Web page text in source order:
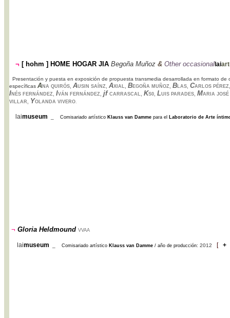
¬ [ hohm ] HOME HOGAR JIA Begoña Muñoz & Other occasional laiart
Presentación y puesta en exposición de propuesta transmedia desarrollada en formato
específicas ANA QUIRÓS, AUSIN SAÍNZ, AXIAL, B EGOÑA MUÑOZ, B LAS, CARLOS
INÉS FERNÁNDEZ, IVÁN FERNÁNDEZ, jf CARRASCAL, KS0, LUIS PARADES, MARIA
VILLAR, YOLANDA VIVERO.
laimuseum Comisariado artístico Klauss van Damme para el Laboratorio de Arte
¬ Gloria Heldmound VVAA
laimuseum Comisariado artístico Klauss van Damme / año de producción: 2012 [ +